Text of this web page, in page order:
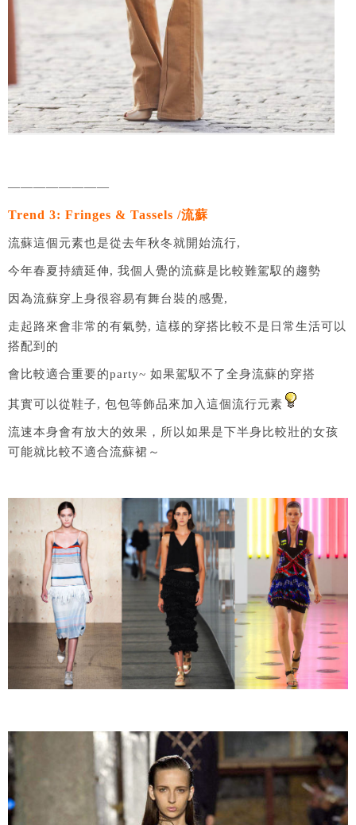
————————
Trend 3: Fringes & Tassels /流蘇
流蘇這個元素也是從去年秋冬就開始流行,
今年春夏持續延伸, 我個人覺的流蘇是比較難駕馭的趨勢
因為流蘇穿上身很容易有舞台裝的感覺,
走起路來會非常的有氣勢, 這樣的穿搭比較不是日常生活可以
搭配到的
會比較適合重要的party~ 如果駕馭不了全身流蘇的穿搭
其實可以從鞋子, 包包等飾品來加入這個流行元素
流速本身會有放大的效果，所以如果是下半身比較壯的女孩
可能就比較不適合流蘇裙～